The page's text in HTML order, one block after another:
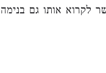
לקרוא אותו גם